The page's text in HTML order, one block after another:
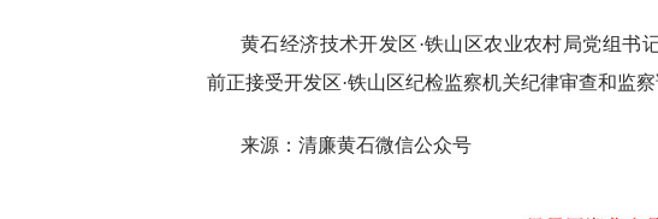
黄石经济技术开发区·铁山区农业农村局党组书
前正接受开发区·铁山区纪检监察机关纪律审查和监察
来源：清廉黄石微信公众号